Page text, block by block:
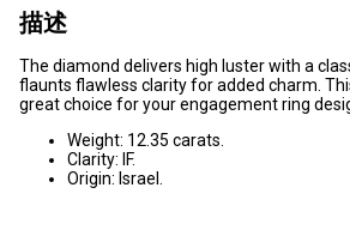
描述
The diamond delivers high luster with a
flaunts flawless clarity for added charm.
great choice for your engagement ring
Weight: 12.35 carats.
Clarity: IF.
Origin: Israel.